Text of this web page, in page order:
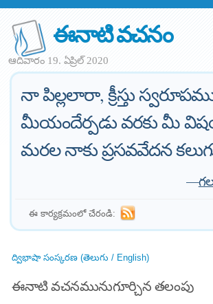
ఈనాటి వచనం
ఆదివారం 19. ఏప్రిల్ 2020
నా పిల్లలారా, క్రీస్తు
మీయందేర్పడు వరకు మీ
మరల నాకు ప్రసవవేదన
—
ఈ కార్యక్రమంలో చేరండి:
ద్విభాషా సంస్కరణ (తెలుగు / English)
ఈనాటి వచనమునుగూర్చిన తలంపు